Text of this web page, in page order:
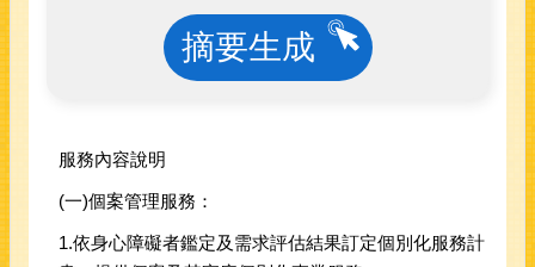
摘要生成
服務內容說明
(一)個案管理服務：
1.依身心障礙者鑑定及需求評估結果訂定個別化服務計